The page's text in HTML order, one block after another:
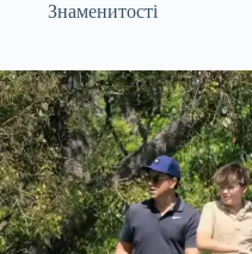
Знаменитості